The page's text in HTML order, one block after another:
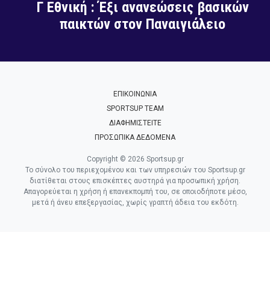
Γ Εθνική : Έξι ανανεώσεις βασικών
παικτών στον Παναιγιάλειο
ΕΠΙΚΟΙΝΩΝΙΑ
SPORTSUP TEAM
ΔΙΑΦΗΜΙΣΤΕΙΤΕ
ΠΡΟΣΩΠΙΚΑ ΔΕΔΟΜΕΝΑ
Copyright © 2026 Sportsup.gr
Το σύνολο του περιεχομένου και των υπηρεσιών του Sportsup.gr
διατίθεται στους επισκέπτες αυστηρά για προσωπική χρήση.
Απαγορεύεται η χρήση ή επανεκπομπή του, σε οποιοδήποτε μέσο,
μετά ή άνευ επεξεργασίας, χωρίς γραπτή άδεια του εκδότη.